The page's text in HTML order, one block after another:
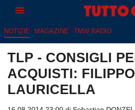
NOTIZIE MAGAZINE TMW RADIO
TLP - CONSIGLI
ACQUISTI: FILIPPO
LAURICELLA